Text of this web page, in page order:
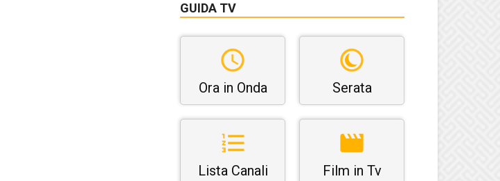
GUIDA TV
Ora in Onda Serata
Lista Canali Film in Tv